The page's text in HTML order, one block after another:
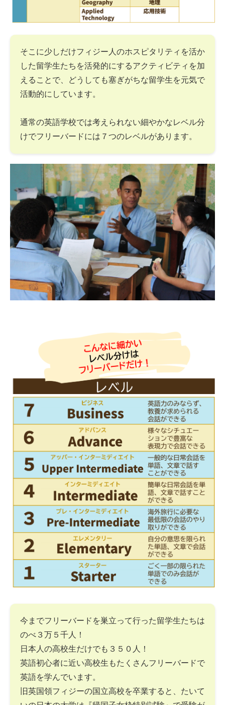
そこに少しだけフィジー人のホスピタリティを活か
した留学生たちを活発的にするアクティビティを加
えることで、どうしても塞ぎがちな留学生を元気で
活動的にしています。
通常の英語学校では考えられない細やかなレベル分
けでフリーバードには７つのレベルがあります。
今までフリーバードを巣立って行った留学生たちは
のべ３万５千人！
日本人の高校生だけでも３５０人！
英語初心者に近い高校生もたくさんフリーバードで
英語を学んでいます。
旧英国領フィジーの国立高校を卒業すると、たいて